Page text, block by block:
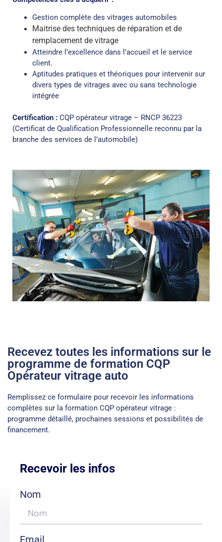
Gestion complète des vitrages automobiles
Maitrise des techniques de réparation et de
remplacement de vitrage
Atteindre l’excellence dans l’accueil et le service
client.
Aptitudes pratiques et théoriques pour intervenir sur
divers types de vitrages avec ou sans technologie
intégrée
Certification : CQP opérateur vitrage – RNCP 36223
(Certificat de Qualification Professionnelle reconnu par la
branche des services de l’automobile)
Recevez toutes les informations sur le
programme de formation CQP
Opérateur vitrage auto
Remplissez ce formulaire pour recevoir les informations
complètes sur la formation CQP opérateur vitrage :
programme détaillé, prochaines sessions et possibilités de
financement.
Recevoir les infos
Nom